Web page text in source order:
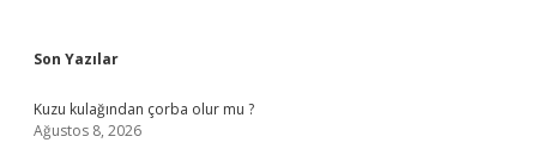
Sidebar
Son Yazılar
Kuzu kulağından çorba olur mu ?
Ağustos 8, 2026